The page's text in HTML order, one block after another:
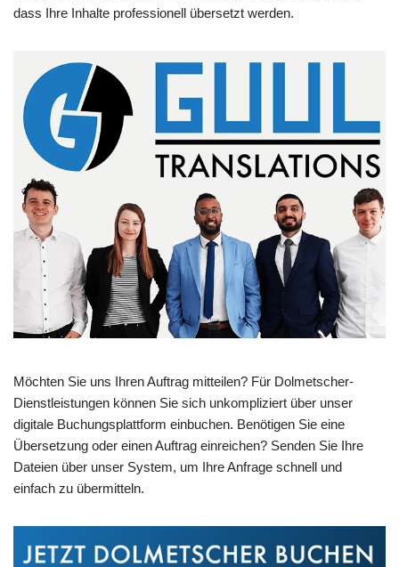
dass Ihre Inhalte professionell übersetzt werden.
Möchten Sie uns Ihren Auftrag mitteilen? Für Dolmetscher-
Dienstleistungen können Sie sich unkompliziert über unser
digitale Buchungsplattform einbuchen. Benötigen Sie eine
Übersetzung oder einen Auftrag einreichen? Senden Sie Ihre
Dateien über unser System, um Ihre Anfrage schnell und
einfach zu übermitteln.